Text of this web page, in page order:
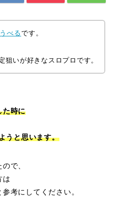
べるです。
狙いが好きなスロプロです。
た時に
うと思います。
で、
は
考にしてください。